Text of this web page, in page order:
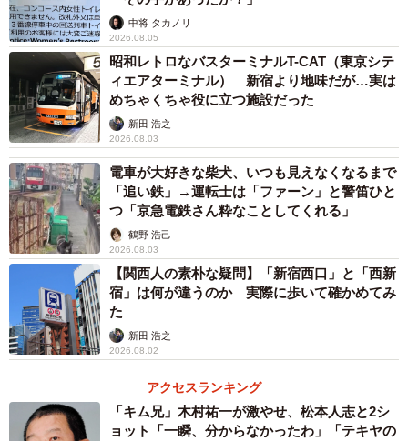
生したという。
コロナ収束後や2025年の関西万博開催を見据え、接触機会
の低減につながるキャッシュレス決済推進を目的に2020年
夏からプロジェクトが立ち上がった。日本の交通系ICカー
ドを、外国人に購入させるにはハードルが高く「クレジッ
トカードなら、自国のカードで直接乗り降りできる」（辻
本さん）と説明する。
中将 タカノリ
2026.08.05
昭和レトロなバスターミナルT-CAT（東京シテ
ィエアターミナル） 新宿より地味だが…実は
めちゃくちゃ役に立つ施設だった
新田 浩之
2026.08.03
電車が大好きな柴犬、いつも見えなくなるまで
「追い鉄」→運転士は「ファーン」と警笛ひと
つ「京急電鉄さん粋なことしてくれる」
鶴野 浩己
2026.08.03
【関西人の素朴な疑問】「新宿西口」と「西新
宿」は何が違うのか 実際に歩いて確かめてみ
た
新田 浩之
2026.08.02
アクセスランキング
「キム兄」木村祐一が激やせ、松本人志と2シ
ョット「一瞬、分からなかったわ」「テキヤの